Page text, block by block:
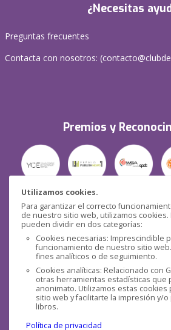
Utilizamos cookies.
Para garantizar el correcto
de nuestro sitio web, utilizamos cookies.
pueden dividir en dos categorías:
Cookies necesarias: Imprescindible
funcionamiento de nuestro sitio
fines analíticos o de seguimiento.
Cookies analíticas: Relacionado con
otras herramientas estadísticas que
anonimato. Utilizamos estas
sitio web y facilitarte la impresión y/
libros.
Política de privacidad
¿Necesitas
Preguntas frecuentes
Contacta con nosotros: (
Premios y
Seguridad
Redes